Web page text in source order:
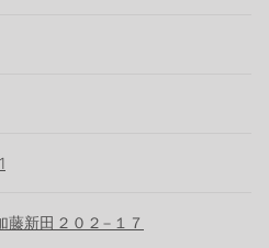
藤新田２０２−１７